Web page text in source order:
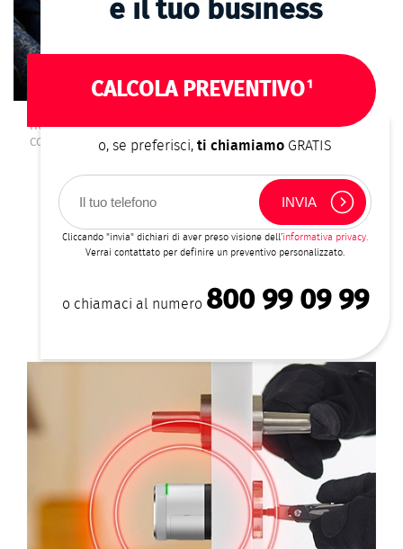
e il tuo business
CALCOLA PREVENTIVO1
o, se preferisci, ti chiamiamo GRATIS
Cliccando "invia" dichiari di aver preso visione dell’informativa privacy.
Verrai contattato per definire un preventivo personalizzato.
o chiamaci al numero 800 99 09 99
BRICIOLE
HOME
ALLARME PER UFFICI E NEGOZI
COME FUNZIONA IL SERVIZIO BUSINESS
COME PROTEGGIAMO TE E LA TUA
ATTIVITÀ
In caso di effrazione o scasso